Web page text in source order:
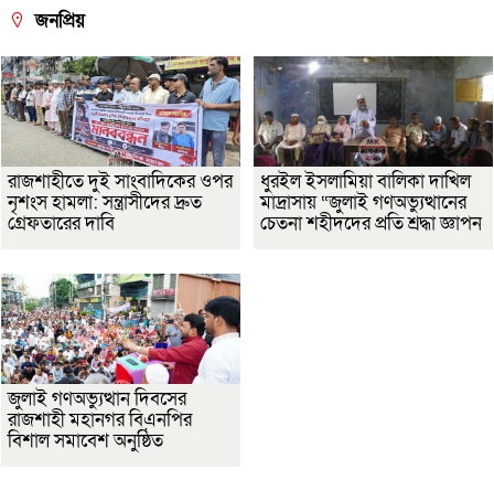
জনপ্রিয়
রাজশাহীতে দুই সাংবাদিকের ওপর
নৃশংস হামলা: সন্ত্রাসীদের দ্রুত
গ্রেফতারের দাবি
ধুরইল ইসলামিয়া বালিকা দাখিল
মাদ্রাসায় “জুলাই গণঅভ্যুত্থানের
চেতনা শহীদদের প্রতি শ্রদ্ধা জ্ঞাপন
জুলাই গণঅভ্যুত্থান দিবসের
রাজশাহী মহানগর বিএনপির
বিশাল সমাবেশ অনুষ্ঠিত